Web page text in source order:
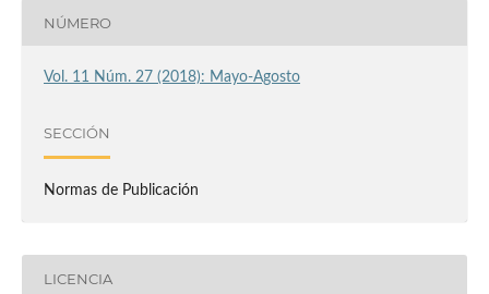
NÚMERO
Vol. 11 Núm. 27 (2018): Mayo-Agosto
SECCIÓN
Normas de Publicación
LICENCIA